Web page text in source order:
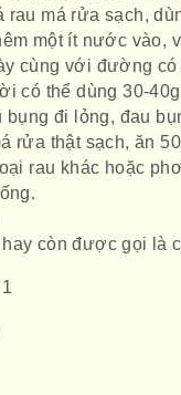
rau má rửa sạch,
một ít nước vào,
cùng với đường có
có thể dùng 30-
bụng đi lỏng, đau
rửa thật sạch, ăn
rau khác hoặc
còn được gọi là